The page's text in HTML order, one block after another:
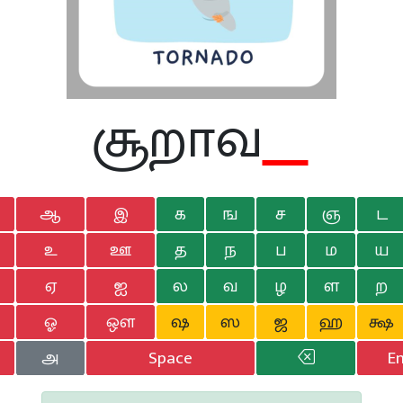
சூறாவ
ஆ இ க ங ச ஞ ட
உ ஊ த ந ப ம ய
ஏ ஐ ல வ ழ ள ற
ஓ ஔ ஷ ஸ ஜ ஹ க்ஷ
அ Space